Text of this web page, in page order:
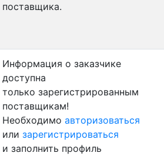
поставщика.
Информация о заказчике
доступна
только зарегистрированным
поставщикам!
Необходимо авторизоваться
или зарегистрироваться
и заполнить профиль